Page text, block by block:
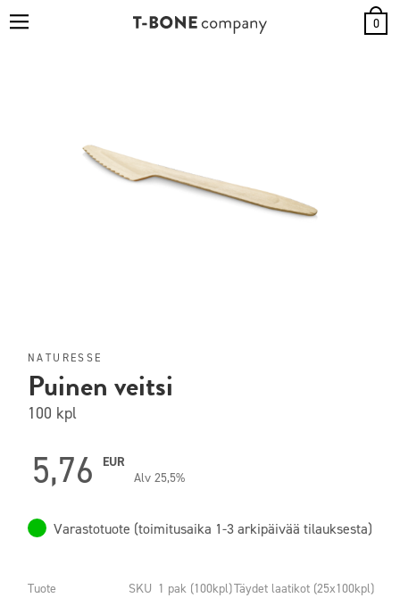
0
NATURESSE
Puinen veitsi
100 kpl
5,76
EUR
Alv 25,5%
Varastotuote (toimitusaika 1-3 arkipäivää tilauksesta)
Tuote SKU 1 pak (100kpl)Täydet laatikot (25x100kpl)